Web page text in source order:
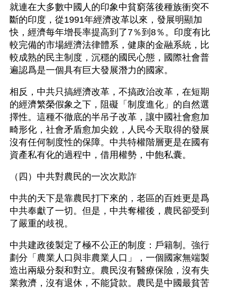
就連在大多數中國人的印象中貧窮落後種族衝突不
斷的印度，從1991年經濟改革以來，發展明顯加
快，經濟每年增長率提高到了7％到8％。印度有比
較完備的市場經濟法律體系，健康的金融系統，比
較成熟的民主制度，沉穩的國民心態，國際社會普
遍認爲是一個具有巨大發展潛力的國家。
相反，中共只搞經濟改革，不搞政治改革，在短期
的經濟繁榮假象之下，阻礙「制度進化」的自然選
擇性。這種不徹底的半吊子改革，讓中國社會愈加
畸形化，社會矛盾愈加尖銳，人民今天取得的發展
沒有任何制度性的保障。中共特權階層更是在國有
資產私有化的過程中，借用權勢，中飽私囊。
（四）中共對農民的一次次欺詐
中共的天下是靠農民打下來的，老區的百姓更是爲
中共奉獻了一切。但是，中共奪權後，農民卻受到
了嚴重的歧視。
中共建政後製定了極不公正的制度：戶籍制。強行
劃分「農業人口與非農業人口」，一個國家無端製
造出兩級分裂和對立。農民沒有醫療保險，沒有失
業救濟，沒有退休，不能貸款。農民是中國最貧苦